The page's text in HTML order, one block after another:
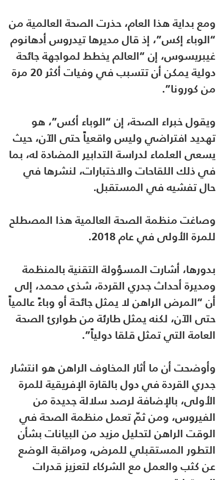
ومع بداية هذا العام، حذرت الصحة العالمية من
“الوباء إكس”، إذ قال مديرها تيدروس أدهانوم
غيبريسوس، إن “العالم يخطط لمواجهة جائحة
دولية يمكن أن تتسبب في وفيات أكثر 20 مرة
من كورونا”.
ويقول خبراء الصحة، إن “الوباء أكس”، هو
تهديد افتراضي وليس واقعياً حتى الآن، حيث
يسعى العلماء لدراسة التدابير المضادة له، بما
في ذلك اللقاحات والاختبارات، لنشرها في
حال تفشيه في المستقبل.
وصاغت منظمة الصحة العالمية هذا المصطلح
للمرة الأولى في عام 2018.
بدورها، أشارت المسؤولة التقنية بالمنظمة
ومديرة أحداث جدري القردة، شذى محمد، إلى
أن “المرض الراهن لا يمثل جائحة أو وباءً عالمياً
حتى الآن، لكنه يمثل طارئة من طوارئ الصحة
العامة التي تمثل قلقا دولياً”.
وأوضحت أن ما أثار المخاوف الراهن هو انتشار
جدري القردة في دول بالقارة الإفريقية للمرة
الأولى، بالإضافة لرصد سلالة جديدة من
الفيروس، ومن ثمّ تعمل منظمة الصحة في
الوقت الراهن لتحليل مزيد من البيانات بشأن
التطور المستقبلي للمرض، ومراقبة الوضع
عن كثب والعمل مع الشركاء لتعزيز قدرات